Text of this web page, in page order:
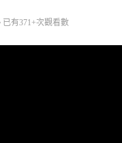
已有371+次觀看數